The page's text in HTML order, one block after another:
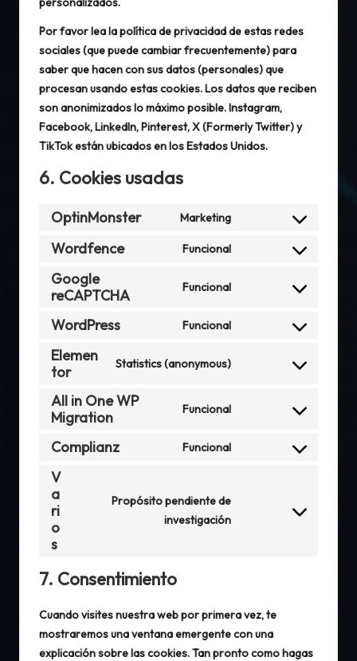
Por favor lea la política de privacidad de estas redes
sociales (que puede cambiar frecuentemente) para
saber que hacen con sus datos (personales) que
procesan usando estas cookies. Los datos que reciben
son anonimizados lo máximo posible. Instagram,
Facebook, LinkedIn, Pinterest, X (Formerly Twitter) y
TikTok están ubicados en los Estados Unidos.
6. Cookies usadas
OptinMonster Marketing
optinmonster
Wordfence Funcional
Google
reCAPTCHA
Funcional
WordPress Funcional
Elemen
tor
Statistics (anonymous)
All in One WP
Migration
Funcional
Complianz Funcional
complianz
V
a
ri
o
s
Propósito pendiente de
investigación
7. Consentimiento
Cuando visites nuestra web por primera vez, te
mostraremos una ventana emergente con una
explicación sobre las cookies. Tan pronto como hagas